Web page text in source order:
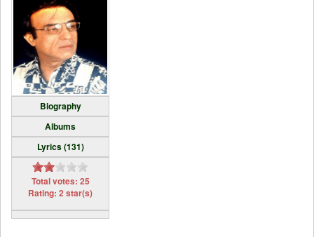
Biography
Albums
Lyrics (131)
Total votes: 25
Rating: 2 star(s)